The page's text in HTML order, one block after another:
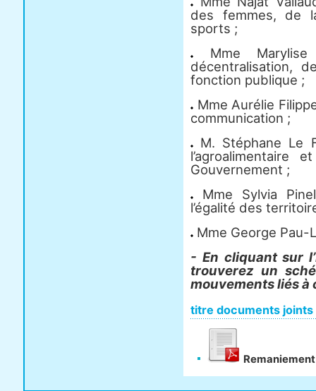
des femmes, de
sports ;
Mme
décentralisation,
fonction publique ;
Mme Aurélie
communication ;
M. Stéphane Le
Gouvernement ;
Mme Sylvia
l’égalité des
Mme George
- En cliquant sur
trouverez un
mouvements liés
titre documents joints